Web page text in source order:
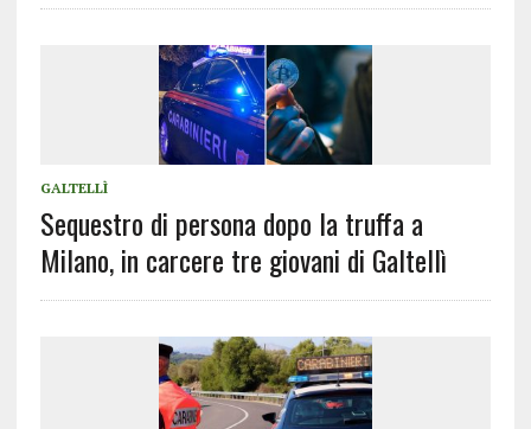
GALTELLÌ
Sequestro di persona dopo la truffa a
Milano, in carcere tre giovani di Galtellì